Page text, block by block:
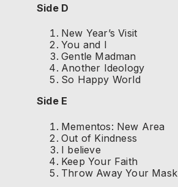
Side D
New Year’s Visit
You and I
Gentle Madman
Another Ideology
So Happy World
Side E
Mementos: New Area
Out of Kindness
I believe
Keep Your Faith
Throw Away Your Mask